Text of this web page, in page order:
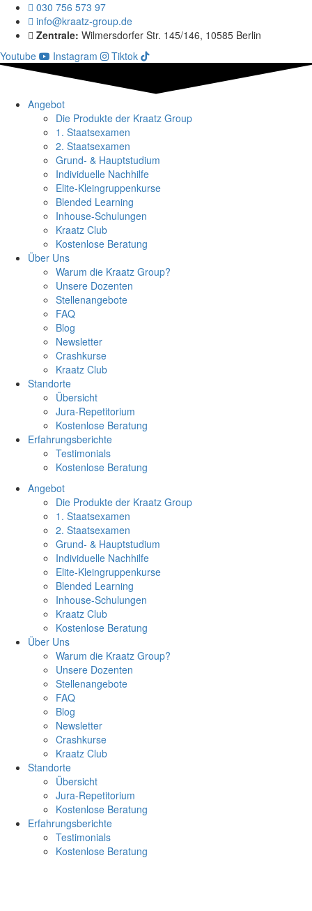
030 756 573 97
info@kraatz-group.de
Zentrale: Wilmersdorfer Str. 145/146, 10585 Berlin
Youtube
Instagram Tiktok
Angebot
Die Produkte der Kraatz Group
1. Staatsexamen
2. Staatsexamen
Grund- & Hauptstudium
Individuelle Nachhilfe
Elite-Kleingruppenkurse
Blended Learning
Inhouse-Schulungen
Kraatz Club
Kostenlose Beratung
Über Uns
Warum die Kraatz Group?
Unsere Dozenten
Stellenangebote
FAQ
Blog
Newsletter
Crashkurse
Kraatz Club
Standorte
Übersicht
Jura-Repetitorium
Kostenlose Beratung
Erfahrungsberichte
Testimonials
Kostenlose Beratung
Angebot
Die Produkte der Kraatz Group
1. Staatsexamen
2. Staatsexamen
Grund- & Hauptstudium
Individuelle Nachhilfe
Elite-Kleingruppenkurse
Blended Learning
Inhouse-Schulungen
Kraatz Club
Kostenlose Beratung
Über Uns
Warum die Kraatz Group?
Unsere Dozenten
Stellenangebote
FAQ
Blog
Newsletter
Crashkurse
Kraatz Club
Standorte
Übersicht
Jura-Repetitorium
Kostenlose Beratung
Erfahrungsberichte
Testimonials
Kostenlose Beratung